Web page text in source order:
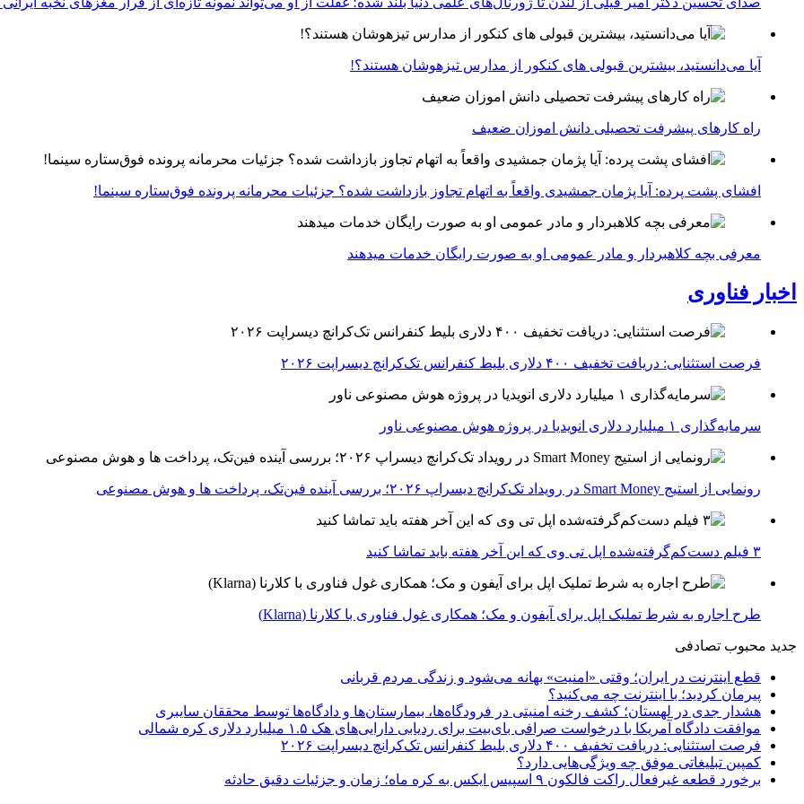
آیا می‌دانستید، بیشترین قبولی های کنکور از مدارس تیزهوشان هستند؟!
راه کارهای پیشرفت تحصیلی دانش اموزان ضعیف
افشای پشت پرده: آیا پژمان جمشیدی واقعاً به اتهام تجاوز بازداشت شده؟ جزئیات محرمانه پرونده فوق‌ستاره سینما!
معرفی بچه کلاهبردار و مادر عمومی او به صورت رایگان خدمات میدهند
اخبار فناوری
فرصت استثنایی: دریافت تخفیف ۴۰۰ دلاری بلیط کنفرانس تک‌کرانچ دیسراپت ۲۰۲۶
سرمایه‌گذاری ۱ میلیارد دلاری انویدیا در پروژه هوش مصنوعی ناور
رونمایی از استیج Smart Money در رویداد تک‌کرانچ دیسراپ ۲۰۲۶؛ بررسی آینده فین‌تک، پرداخت‌ ها و هوش مصنوعی
۳ فیلم دست‌کم‌گرفته‌شده اپل تی وی که این آخر هفته باید تماشا کنید
طرح اجاره به شرط تملیک اپل برای آیفون و مک؛ همکاری غول فناوری با کلارنا (Klarna)
جدید محبوب تصادفی
قطع اینترنت در ایران؛ وقتی «امنیت» بهانه می‌شود و زندگی مردم قربانی
پیرمان کردید؛ با اینترنت چه می‌کنید؟
هشدار جدی در لهستان؛ کشف رخنه امنیتی در فرودگاه‌ها، بیمارستان‌ها و دادگاه‌ها توسط محققان سایبری
موافقت دادگاه آمریکا با درخواست صرافی بای‌بیت برای ردیابی دارایی‌های هک ۱.۵ میلیارد دلاری کره شمالی
فرصت استثنایی: دریافت تخفیف ۴۰۰ دلاری بلیط کنفرانس تک‌کرانچ دیسراپت ۲۰۲۶
کمپین تبلیغاتی موفق چه ویژگی‌هایی دارد؟
برخورد قطعه غیرفعال راکت فالکون ۹ اسپیس ایکس به کره ماه؛ زمان و جزئیات دقیق حادثه